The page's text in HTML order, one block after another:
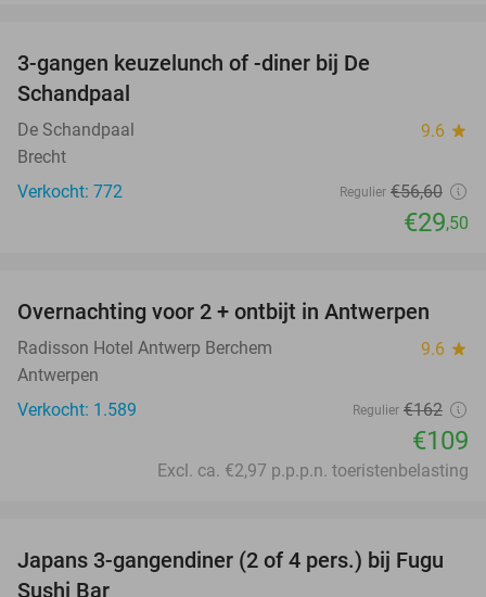
3-gangen keuzelunch of -diner bij De
Schandpaal
De Schandpaal 9.6 star
Brecht
Verkocht: 772
Regulier €56,60
€29,50
33%
Overnachting voor 2 + ontbijt in Antwerpen
Radisson Hotel Antwerp Berchem 9.6 star
Antwerpen
Verkocht: 1.589
Regulier €162
€109
Excl. ca. €2,97 p.p.p.n. toeristenbelasting
46%
Japans 3-gangendiner (2 of 4 pers.) bij Fugu
Sushi Bar